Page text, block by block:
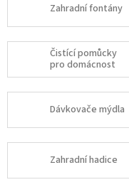
Zahradní fontány
Čistící pomůcky
pro domácnost
Dávkovače mýdla
Zahradní hadice